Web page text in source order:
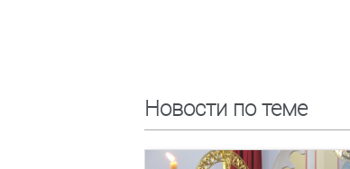
Новости по теме